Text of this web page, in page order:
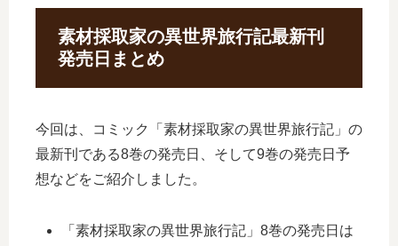
素材採取家の異世界旅行記最新刊
発売日まとめ
今回は、コミック「素材採取家の異世界旅行記」の
最新刊である8巻の発売日、そして9巻の発売日予
想などをご紹介しました。
「素材採取家の異世界旅行記」8巻の発売日は